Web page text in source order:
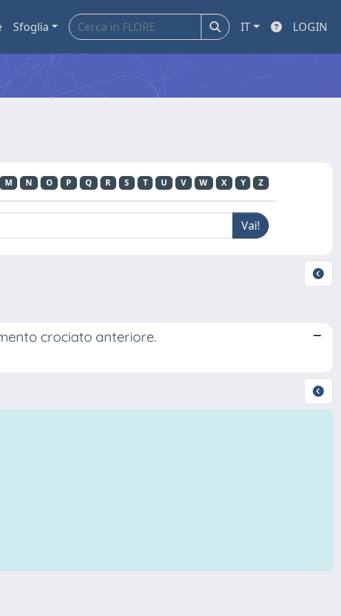
Sfoglia IT LOGIN
M N O P Q R S T U V W X Y Z
crociato anteriore.